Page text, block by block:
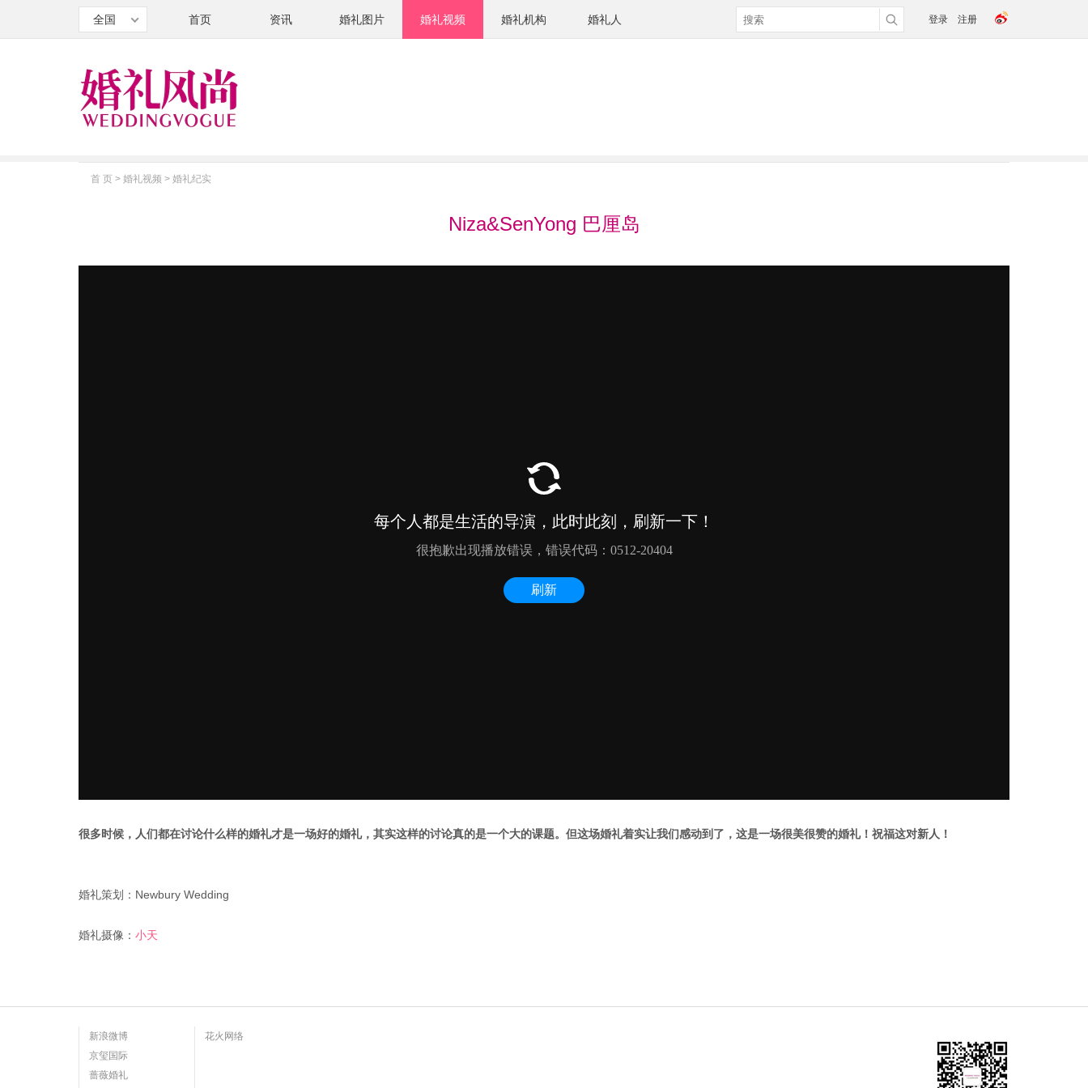
全国 首页 资讯 婚礼图片 婚礼视频 婚礼机构 婚礼人 登录 注册
首 页 > 婚礼视频 > 婚礼纪实
Niza&SenYong 巴厘岛
很多时候，人们都在讨论什么样的婚礼才是一场好的婚礼，其实这样的讨论真的是一个大的课题。但这场婚礼着实让我们感动到了，这是一场很美很赞的婚礼！祝福这对新人！
婚礼策划：Newbury Wedding
婚礼摄像： 小天
新浪微博
京玺国际
蔷薇婚礼
花火网络